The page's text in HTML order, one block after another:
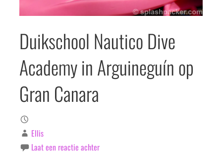
Duikschool Nautico Dive
Academy in Arguineguín op
Gran Canara
Ellis
Laat een reactie achter